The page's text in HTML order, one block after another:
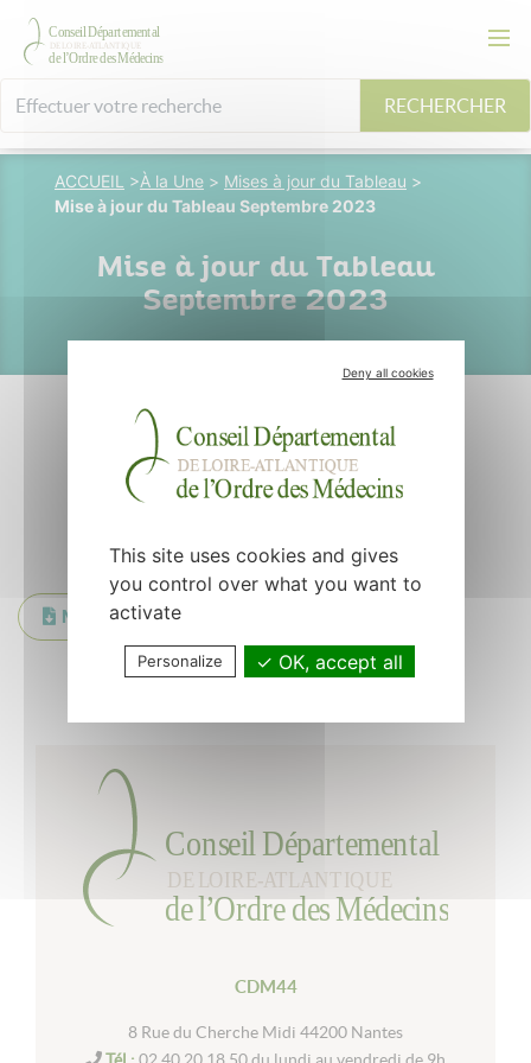
RECHERCHER
ACCUEIL >À la Une > Mises à jour du Tableau >
Mise à jour du Tableau Septembre 2023
Mise à jour du Tableau
Septembre 2023
15 septembre 2023
Mise à jour du Tableau Septembre 2023
Retour à la liste
CDM44
8 Rue du Cherche Midi 44200 Nantes
Tél : 02 40 20 18 50 du lundi au vendredi de 9h
Deny all cookies
This site uses cookies and gives
you control over what you want to
activate
Personalize OK, accept all